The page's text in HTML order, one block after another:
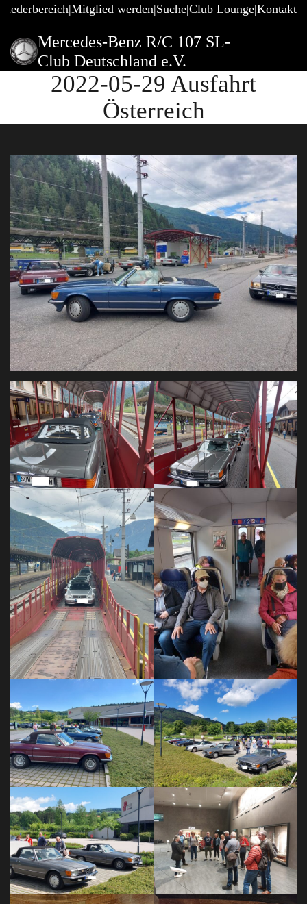
Mitglied werden Suche Club Lounge Kontakt
Mercedes-Benz R/C 107 SL-
Club Deutschland e.V.
2022-05-29 Ausfahrt
Österreich